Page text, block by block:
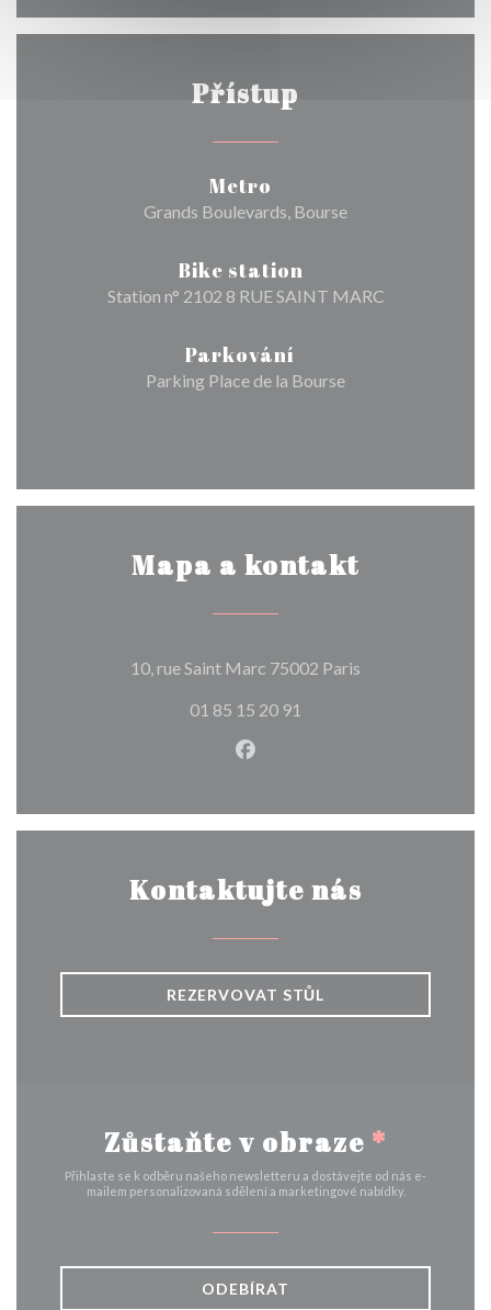
Přístup
Metro
Grands Boulevards, Bourse
Bike station
Station n° 2102 8 RUE SAINT MARC
Parkování
Parking Place de la Bourse
Mapa a kontakt
10, rue Saint Marc 75002 Paris
01 85 15 20 91
Facebook ((otevře se v
Kontaktujte nás
REZERVOVAT STŮL
Zůstaňte v obraze *
Přihlaste se k odběru našeho newsletteru a dostávejte od nás e-
mailem personalizovaná sdělení a marketingové nabídky.
ODEBÍRAT